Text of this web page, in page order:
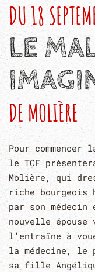
DU 18
LE
DE MOLIÈRE
Pour
le TCF
Molière, qui
riche bourgeois
par son
nouvelle
l’entraîne à
la médecine, le
sa fille